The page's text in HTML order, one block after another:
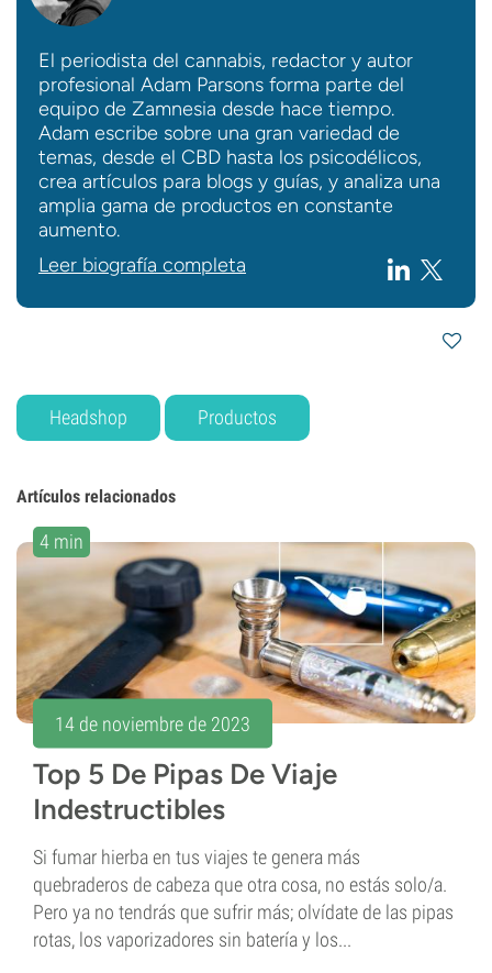
El periodista del cannabis, redactor y autor
profesional Adam Parsons forma parte del
equipo de Zamnesia desde hace tiempo.
Adam escribe sobre una gran variedad de
temas, desde el CBD hasta los psicodélicos,
crea artículos para blogs y guías, y analiza una
amplia gama de productos en constante
aumento.
Leer biografía completa
Headshop Productos
Artículos relacionados
4 min
14 de noviembre de 2023
Top 5 De Pipas De Viaje
Indestructibles
Si fumar hierba en tus viajes te genera más
quebraderos de cabeza que otra cosa, no estás solo/a.
Pero ya no tendrás que sufrir más; olvídate de las pipas
rotas, los vaporizadores sin batería y los...